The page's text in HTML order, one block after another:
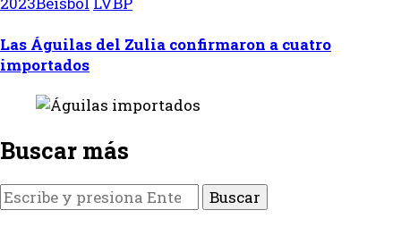
Las Águilas del Zulia confirmaron a cuatro
importados
Buscar más
¿Buscas
algo?